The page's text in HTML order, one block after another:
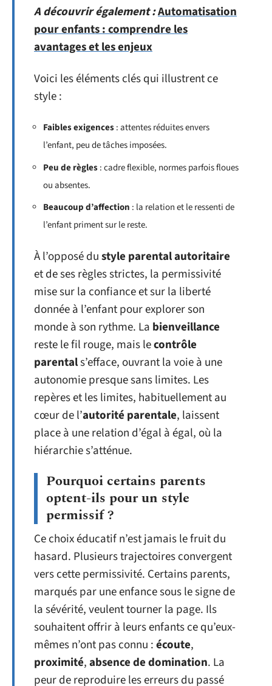
A découvrir également :Automatisation
pour enfants : comprendre les
avantages et les enjeux
Voici les éléments clés qui illustrent ce
style :
Faibles exigences: attentes réduites envers
l’enfant, peu de tâches imposées.
Peu de règles: cadre flexible, normes parfois floues
ou absentes.
Beaucoup d’affection : la relation et le ressenti de
l’enfant priment sur le reste.
À l’opposé dustyle parental autoritaire
et de ses règles strictes, la permissivité
mise sur la confiance et sur la liberté
donnée à l’enfant pour explorer son
monde à son rythme. La bienveillance
reste le fil rouge, mais lecontrôle
parentals’efface, ouvrant la voie à une
autonomie presque sans limites. Les
repères et les limites, habituellement au
cœur de l’autorité parentale, laissent
place à une relation d’égal à égal, où la
hiérarchie s’atténue.
Pourquoi certains parents
optent-ils pour un style
permissif ?
Ce choix éducatif n’est jamais le fruit du
hasard. Plusieurs trajectoires convergent
vers cette permissivité. Certains parents,
marqués par une enfance sous le signe de
la sévérité, veulent tourner la page. Ils
souhaitent offrir à leurs enfants ce qu’eux-
mêmes n’ont pas connu :écoute,
proximité,absence de domination. La
peur de reproduire les erreurs du passé